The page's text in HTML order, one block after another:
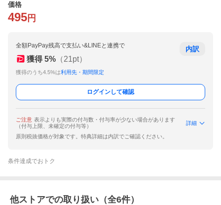
価格
495 円
全額PayPay残高で支払い&LINEと連携で
獲得 5% （21pt）
獲得のうち4.5%は利用先・期間限定
内訳
ログインして確認
ご注意 表示よりも実際の付与数・付与率が少ない場合があります
（付与上限、未確定の付与等）
詳細
原則税抜価格が対象です。特典詳細は内訳でご確認ください。
条件達成でおトク
他ストアでの取り扱い（全6件）